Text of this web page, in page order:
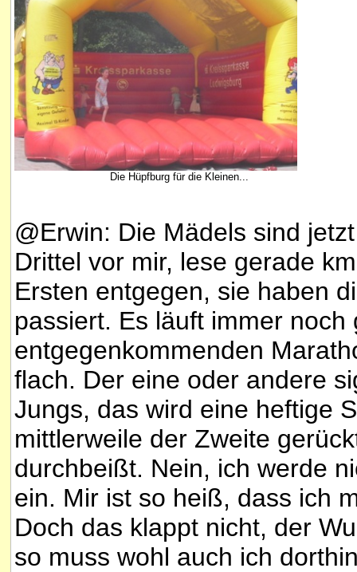
Die Hüpfburg für die Kleinen...
@Erwin: Die Mädels sind
Drittel vor mir, lese gerade
Ersten entgegen, sie haben
passiert. Es läuft immer
entgegenkommenden
flach. Der eine oder andere
Jungs, das wird eine heftige
mittlerweile der Zweite
durchbeißt. Nein, ich werde
ein. Mir ist so heiß, dass ich
Doch das klappt nicht, der
so muss wohl auch ich